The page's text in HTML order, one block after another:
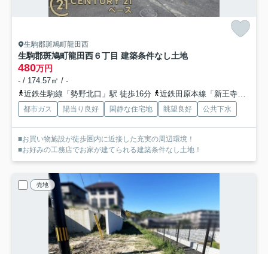
生駒郡斑鳩町龍田西
生駒郡斑鳩町龍田西６丁目 建築条件なし土地
480万円
- / 174.57㎡ / -
近鉄生駒線「勢野北口」駅 徒歩16分
近鉄田原本線「新王寺」駅 徒歩21分
都市ガス 陽当り良好 閑静な住宅地 眺望良好 公共下水
■お買い物施設が徒歩圏内に近接した充実の周辺環境！
■お好みの工務店でお家が建てられる建築条件なし土地！
売地